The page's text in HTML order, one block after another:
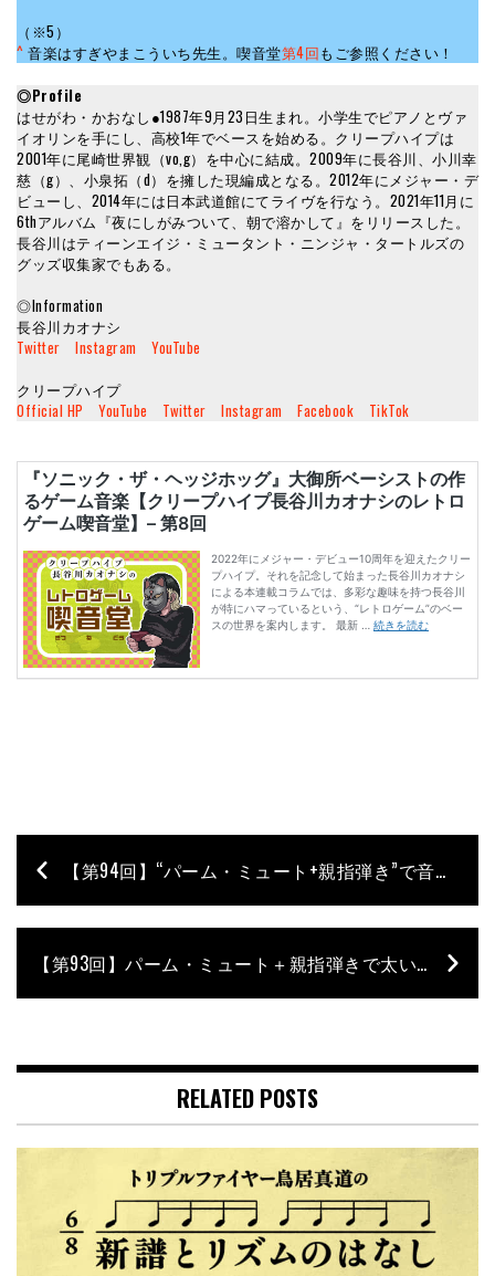
（※5）
^ 音楽はすぎやまこういち先生。喫音堂第4回もご参照ください！
◎Profile
はせがわ・かおなし●1987年9月23日生まれ。小学生でピアノとヴァ
イオリンを手にし、高校1年でベースを始める。クリープハイプは
2001年に尾崎世界観（vo,g）を中心に結成。2009年に長谷川、小川幸
慈（g）、小泉拓（d）を擁した現編成となる。2012年にメジャー・デ
ビューし、2014年には日本武道館にてライヴを行なう。2021年11月に
6thアルバム『夜にしがみついて、朝で溶かして』をリリースした。
長谷川はティーンエイジ・ミュータント・ニンジャ・タートルズの
グッズ収集家でもある。
◎Information
長谷川カオナシ
Twitter
Instagram
YouTube
クリープハイプ
Official HP
YouTube Twitter Instagram Facebook TikTok
【第94回】“パーム・ミュート+親指弾き”で音数が多いフレーズを弾きたいけど無理！ 石村順の低音よろず相談所 〜Jun’s Bass Clinic〜
【第93回】パーム・ミュート＋親指弾きで太い音を出す、逆転の発想 石村順の低音よろず相談所 〜Jun’s Bass Clinic〜
RELATED POSTS